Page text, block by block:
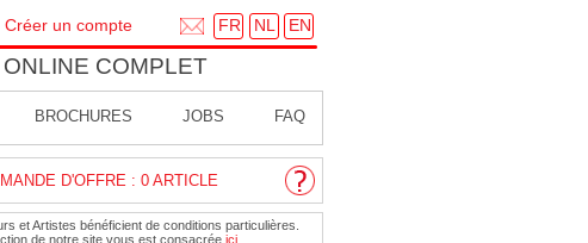
FR NL EN
COMPLET
Créer un compte
BROCHURES JOBS FAQ
D'OFFRE : 0 ARTICLE
et Artistes bénéficient de conditions particulières.
de notre site vous est consacrée ici